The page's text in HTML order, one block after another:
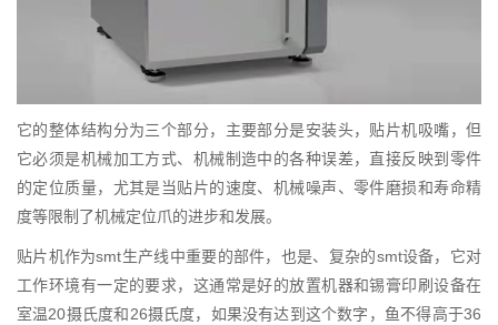
它的整体结构分为三个部分，主要部分是安装头，贴片机吸嘴，但
它必须是机械加工方式、机械制造中的各种误差，直接反映到零件
的定位质量，尤其是当贴片的速度、机械噪声、零件磨损和寿命精
度等限制了机械定位爪的进步和发展。
贴片机作为smt生产线中重要的部件，也是、复杂的smt设备，它对
工作环境有一定的要求，这通常是好的放置机器和锡膏印刷设备在
室温20摄氏度和26摄氏度，如果没有达到这个数字，鱼不得高于36